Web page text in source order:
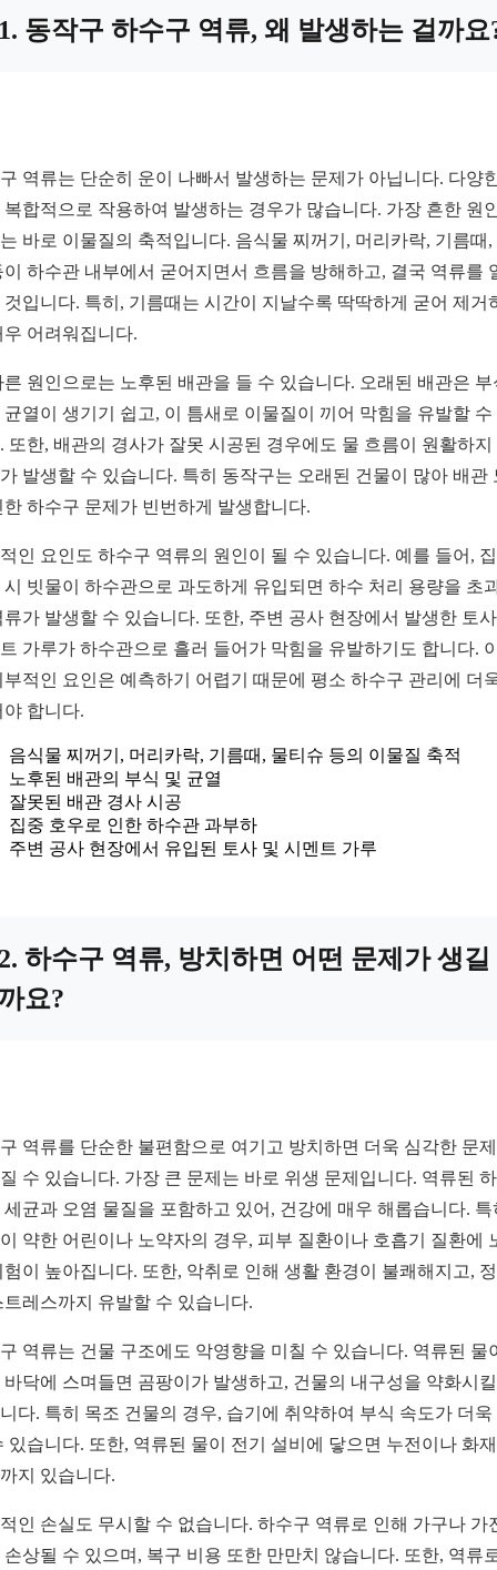
동작구 하수구 역류, 왜 발생하는 걸까요
역류는 단순히 운이 나빠서 발생하는 문제가 아닙니다. 다양
복합적으로 작용하여 발생하는 경우가 많습니다. 가장 흔한 원
바로 이물질의 축적입니다. 음식물 찌꺼기, 머리카락, 기름때,
이 하수관 내부에서 굳어지면서 흐름을 방해하고, 결국 역류를
것입니다. 특히, 기름때는 시간이 지날수록 딱딱하게 굳어 제거
우 어려워집니다.
른 원인으로는 노후된 배관을 들 수 있습니다. 오래된 배관은 부
균열이 생기기 쉽고, 이 틈새로 이물질이 끼어 막힘을 유발할 수
또한, 배관의 경사가 잘못 시공된 경우에도 물 흐름이 원활하지
발생할 수 있습니다. 특히 동작구는 오래된 건물이 많아 배관
한 하수구 문제가 빈번하게 발생합니다.
인 요인도 하수구 역류의 원인이 될 수 있습니다. 예를 들어,
시 빗물이 하수관으로 과도하게 유입되면 하수 처리 용량을 초
류가 발생할 수 있습니다. 또한, 주변 공사 현장에서 발생한 토
가루가 하수관으로 흘러 들어가 막힘을 유발하기도 합니다.
부적인 요인은 예측하기 어렵기 때문에 평소 하수구 관리에 더
야 합니다.
음식물 찌꺼기, 머리카락, 기름때, 물티슈 등의 이물질 축적
노후된 배관의 부식 및 균열
잘못된 배관 경사 시공
집중 호우로 인한 하수관 과부하
주변 공사 현장에서 유입된 토사 및 시멘트 가루
하수구 역류, 방치하면 어떤 문제가 생길
요?
역류를 단순한 불편함으로 여기고 방치하면 더욱 심각한 문
수 있습니다. 가장 큰 문제는 바로 위생 문제입니다. 역류된
세균과 오염 물질을 포함하고 있어, 건강에 매우 해롭습니다. 특
약한 어린이나 노약자의 경우, 피부 질환이나 호흡기 질환에
험이 높아집니다. 또한, 악취로 인해 생활 환경이 불쾌해지고,
트레스까지 유발할 수 있습니다.
역류는 건물 구조에도 악영향을 미칠 수 있습니다. 역류된 물
바닥에 스며들면 곰팡이가 발생하고, 건물의 내구성을 약화시
다. 특히 목조 건물의 경우, 습기에 취약하여 부식 속도가 더욱
있습니다. 또한, 역류된 물이 전기 설비에 닿으면 누전이나 화
지 있습니다.
인 손실도 무시할 수 없습니다. 하수구 역류로 인해 가구나 가
손상될 수 있으며, 복구 비용 또한 만만치 않습니다. 또한, 역류